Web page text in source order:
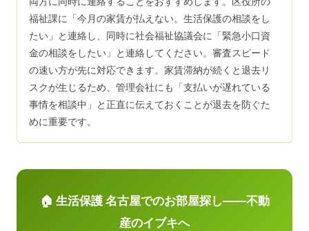
福祉課に「今月の家賃が払えない。生活保護の相談をし
たい」と連絡し、同時に社会福祉協議会に「緊急小口資
金の相談をしたい」と連絡してください。審査スピード
の速い方が先に対応できます。家賃滞納が続くと退去リ
スクが生じるため、管理会社にも「支払いが遅れている
事情を相談中」と正直に伝えておくことが退去を防ぐた
めに重要です。
🏠 生活保護 名古屋でのお部屋探し——不動
産のイブキへ